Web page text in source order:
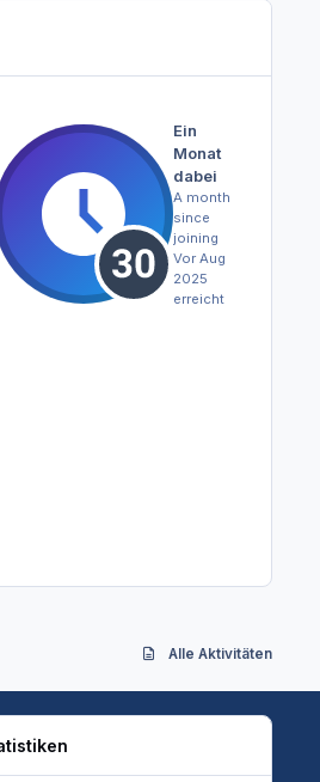
Ein
Monat
dabei
A month
since
joining
Vor Aug
2025
erreicht
Alle Aktivitäten